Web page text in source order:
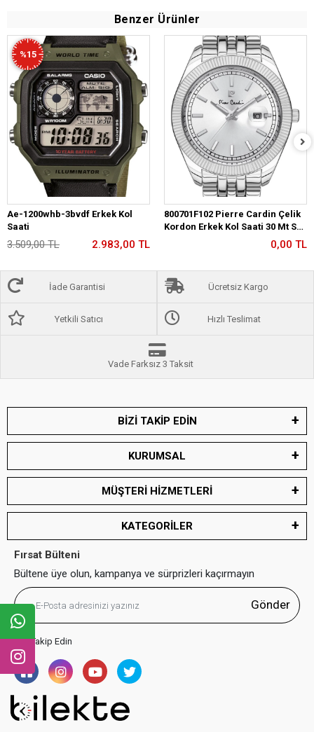
Benzer Ürünler
%15
Ae-1200whb-3bvdf Erkek Kol
Saati
3.509,00 TL 2.983,00 TL
800701F102 Pierre Cardin Çelik
Kordon Erkek Kol Saati 30 Mt Su
0,00 TL
İade Garantisi Ücretsiz Kargo
Yetkili Satıcı Hızlı Teslimat
Vade Farksız 3 Taksit
BİZİ TAKİP EDİN
KURUMSAL
MÜŞTERİ HİZMETLERİ
KATEGORİLER
Fırsat Bülteni
Bültene üye olun, kampanya ve sürprizleri kaçırmayın
Gönder
Bizi Takip Edin